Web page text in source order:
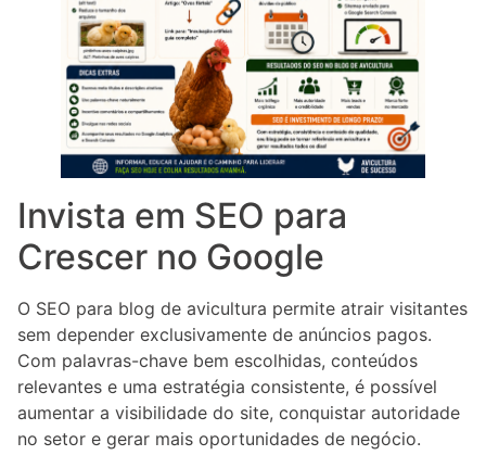
Invista em SEO para
Crescer no Google
O SEO para blog de avicultura permite atrair visitantes
sem depender exclusivamente de anúncios pagos.
Com palavras-chave bem escolhidas, conteúdos
relevantes e uma estratégia consistente, é possível
aumentar a visibilidade do site, conquistar autoridade
no setor e gerar mais oportunidades de negócio.